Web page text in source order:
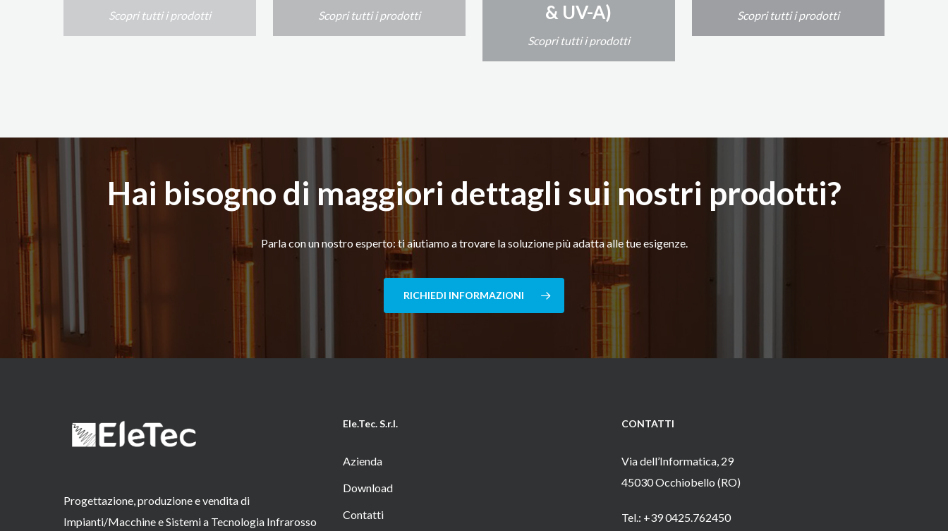
Scopri tutti i prodotti Scopri tutti i prodotti
& UV-A)
Scopri tutti i prodotti
Scopri tutti i prodotti
Hai bisogno di maggiori dettagli sui nostri prodotti?
Parla con un nostro esperto: ti aiutiamo a trovare la soluzione più adatta alle tue esigenze.
RICHIEDI INFORMAZIONI
Progettazione, produzione e vendita di
Impianti/Macchine e Sistemi a Tecnologia Infrarosso
Ele.Tec. S.r.l.
Azienda
Download
Contatti
CONTATTI
Via dell’Informatica, 29
45030 Occhiobello (RO)
Tel.: +39 0425.762450